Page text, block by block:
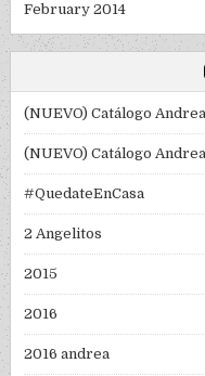
February 2014
(NUEVO) Catálogo Andrea
(NUEVO) Catálogo
#QuedateEnCasa
2 Angelitos
2015
2016
2016 andrea